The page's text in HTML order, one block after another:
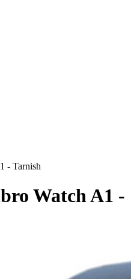
- Tarnish
Watch A1 -